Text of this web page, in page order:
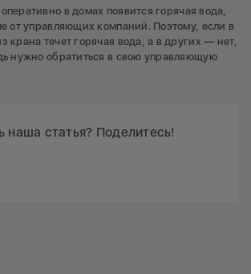
в домах появится горячая вода,
от управляющих компаний. Поэтому, если в
крана течет горячая вода, а в других — нет,
нужно обратиться в свою управляющую
наша статья? Поделитесь!